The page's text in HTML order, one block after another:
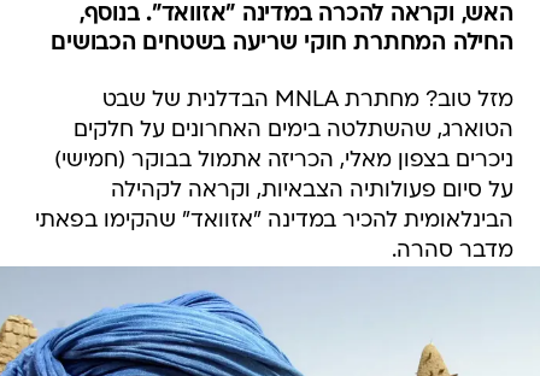
האש, וקראה להכרה במדינה "אזוואד". בנוסף,
החילה המחתרת חוקי שריעה בשטחים הכבושים
מזל טוב? מחתרת MNLA הבדלנית של שבט
הטוארג, שהשתלטה בימים האחרונים על חלקים
ניכרים בצפון מאלי, הכריזה אתמול בבוקר (חמישי)
על סיום פעולותיה הצבאיות, וקראה לקהילה
הבינלאומית להכיר במדינה "אזוואד" שהקימו בפאתי
מדבר סהרה.